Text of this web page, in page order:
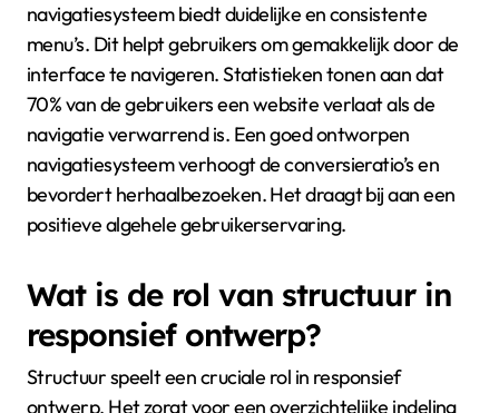
navigatiesysteem biedt duidelijke en consistente
menu’s. Dit helpt gebruikers om gemakkelijk door de
interface te navigeren. Statistieken tonen aan dat
70% van de gebruikers een website verlaat als de
navigatie verwarrend is. Een goed ontworpen
navigatiesysteem verhoogt de conversieratio’s en
bevordert herhaalbezoeken. Het draagt bij aan een
positieve algehele gebruikerservaring.
Wat is de rol van structuur in
responsief ontwerp?
Structuur speelt een cruciale rol in responsief
ontwerp. Het zorgt voor een overzichtelijke indeling